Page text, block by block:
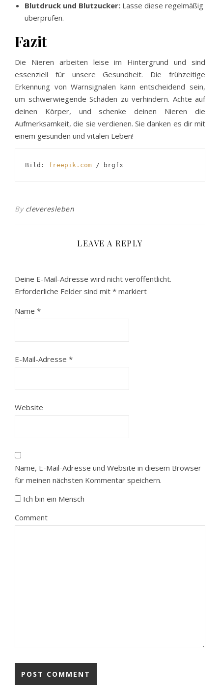
Blutdruck und Blutzucker: Lasse diese regelmäßig
überprüfen.
Fazit
Die Nieren arbeiten leise im Hintergrund und sind
essenziell für unsere Gesundheit. Die frühzeitige
Erkennung von Warnsignalen kann entscheidend sein,
um schwerwiegende Schäden zu verhindern. Achte auf
deinen Körper, und schenke deinen Nieren die
Aufmerksamkeit, die sie verdienen. Sie danken es dir mit
einem gesunden und vitalen Leben!
Bild: freepik.com / brgfx
By cleveresleben
LEAVE A REPLY
Deine E-Mail-Adresse wird nicht veröffentlicht.
Erforderliche Felder sind mit * markiert
Name *
E-Mail-Adresse *
Website
Name, E-Mail-Adresse und Website in diesem Browser
für meinen nächsten Kommentar speichern.
Ich bin ein Mensch
Comment